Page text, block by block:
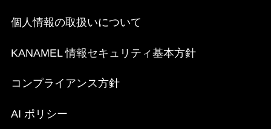
個人情報の取扱いについて
KANAMEL 情報セキュリティ基本方針
コンプライアンス方針
AI ポリシー